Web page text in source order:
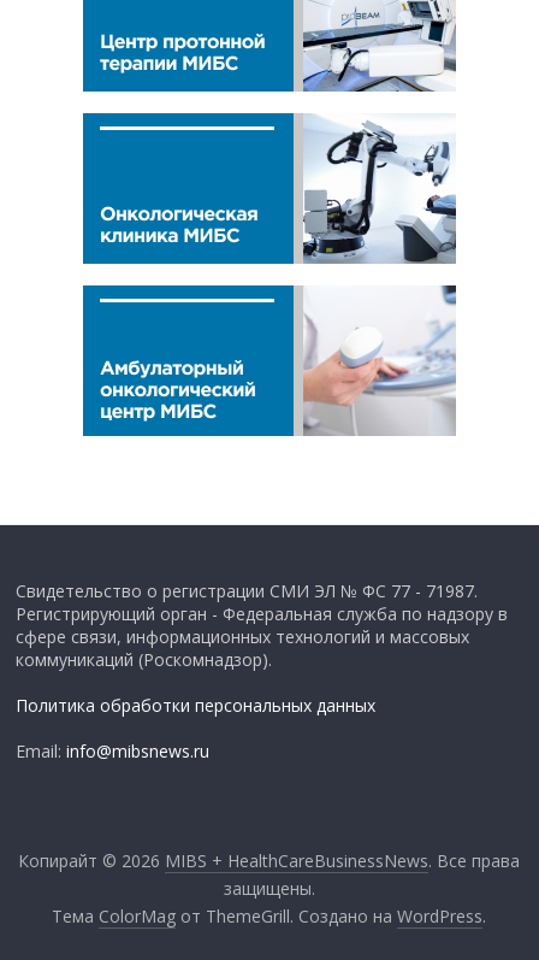
Свидетельство о регистрации СМИ ЭЛ № ФС 77 - 71987.
Регистрирующий орган - Федеральная служба по надзору в
сфере связи, информационных технологий и массовых
коммуникаций (Роскомнадзор).
Политика обработки персональных данных
Email:info@mibsnews.ru
Копирайт © 2026 MIBS + HealthCareBusinessNews. Все права
защищены.
Тема ColorMag от ThemeGrill. Создано наWordPress.